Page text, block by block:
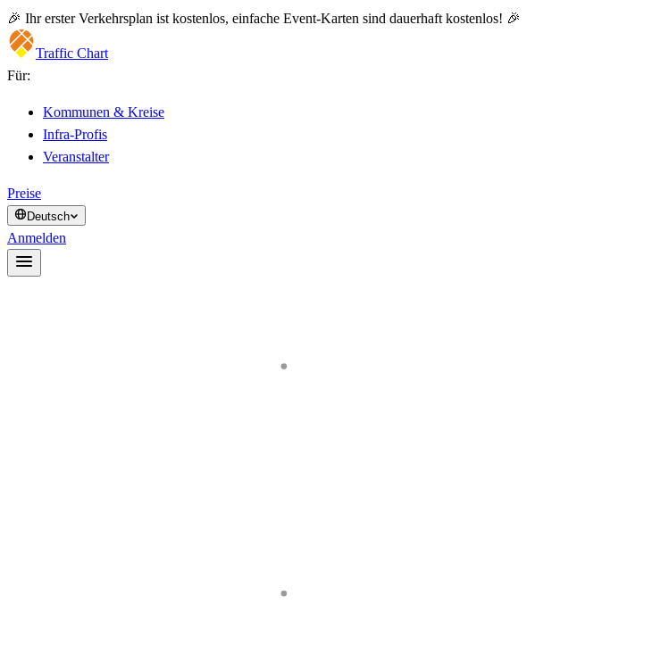
🎉 Ihr erster Verkehrsplan ist kostenlos, einfache Event-Karten sind dauerhaft kostenlos! 🎉
Traffic Chart
Für:
Kommunen & Kreise
Infra-Profis
Veranstalter
Preise
Deutsch
Anmelden